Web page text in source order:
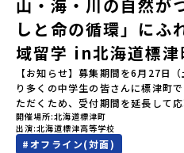
人様1回限りです。PC・スマート
後の内容変更はできません。お申
違いにご注意ください。・宿泊に
度)で宿泊いただく予定です。・食
詳細なアレルギー対応希望にはお
対応が必要な場合は必ず事前にご
参加できなくなった場合について
遠慮下さい。やむを得ないお取り
ご連絡ください。・キャンセルポ
しの場合、以下のルールに沿って
学」の全体像や魅力について、説
での参加にあたり、保護者様が特
のサポート体制」についても詳し
からお気軽にご視聴ください。🎬 [
る]YouTube：https://
si=e5erbspvwz5O8_uF 【STEP
「大樹町」の内容を具体的に深掘
うえで、「大樹町では具体的に何
という疑問にお答えする説明会で
や、2泊3日のプログラムの中身を
加者のご負担となります・集合場
自由時間の個人飲食費などの個人
申し込み多数の場合は抽選の上決
数の場合は、締め切り後1週間を目
す。【申し込み受付期間】6月1
12：00まで疑問も不安もワクワク
ステップアップ説明会プログラム
申し込みを迷われている方向けに
ます。知りたい情報のレベルに合
活用ください。【STEP 1】全体オ
で、一年中自然アクティビティを
幡平市にある「松川地熱発電所」
を電気に変えた」場所！八幡平の
電気に変える「地球・自然にやさ
出す挑戦をしてきた町です。今回
発電所から吹き出す地熱蒸気を使
できます。世界でここだけ！地球
ーションのアートづくりをぜひ体
平市は自然（山）の恵みを生かし
す。みなさんの地元の味とは違う
山・海・川の自然が
しと命の循環」にふ
域留学 in北海道標津
【お知らせ】募集期間を6月27日
り多くの中学生の皆さんに標津町
ただくため、受付期間を延長して
し込みのタイミングを逃してしま
ひ一歩踏み出してみませんか？※都
がございます。お早目にご応募く
開催場所 北海道標津町
出演 北海道標津高等学校
#オフライン(対面)